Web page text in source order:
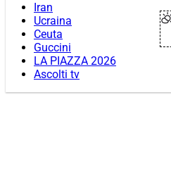
Iran
Ucraina
Ceuta
Guccini
LA PIAZZA 2026
Ascolti tv